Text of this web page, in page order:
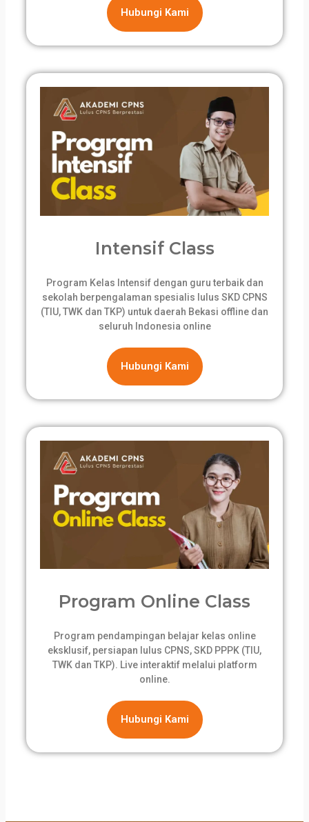
Hubungi Kami
Intensif Class
Program Kelas Intensif dengan guru terbaik dan
sekolah berpengalaman spesialis lulus SKD CPNS
(TIU, TWK dan TKP) untuk daerah Bekasi offline dan
seluruh Indonesia online
Hubungi Kami
Program Online Class
Program pendampingan belajar kelas online
eksklusif, persiapan lulus CPNS, SKD PPPK (TIU,
TWK dan TKP). Live interaktif melalui platform
online.
Hubungi Kami